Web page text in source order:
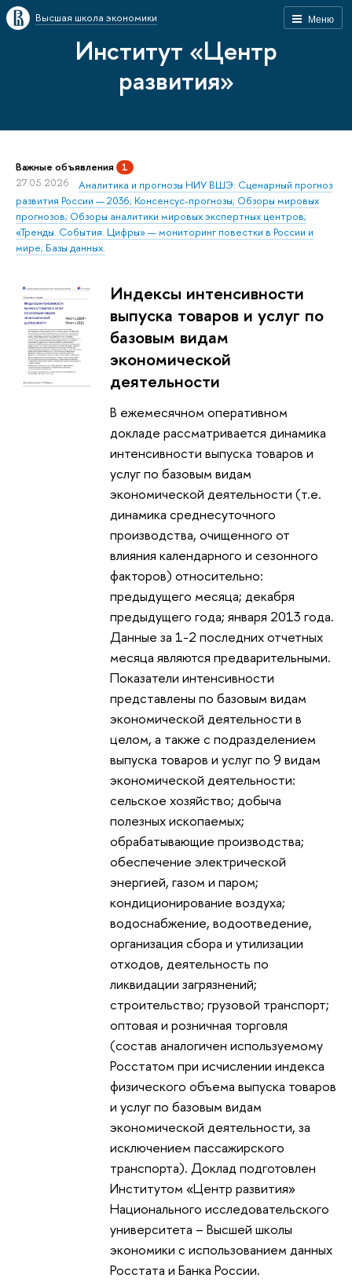
Меню
Высшая школа экономики
Институт «Центр
развития»
Важные объявления 1
27.05.2026
Аналитика и прогнозы НИУ ВШЭ: Сценарный прогноз
развития России — 2036; Консенсус-прогнозы; Обзоры мировых
прогнозов; Обзоры аналитики мировых экспертных центров;
«Тренды. События. Цифры» — мониторинг повестки в России и
мире; Базы данных.
Индексы интенсивности
выпуска товаров и услуг по
базовым видам
экономической
деятельности
В ежемесячном оперативном
докладе рассматривается динамика
интенсивности выпуска товаров и
услуг по базовым видам
экономической деятельности (т.е.
динамика среднесуточного
производства, очищенного от
влияния календарного и сезонного
факторов) относительно:
предыдущего месяца; декабря
предыдущего года; января 2013 года.
Данные за 1-2 последних отчетных
месяца являются предварительными.
Показатели интенсивности
представлены по базовым видам
экономической деятельности в
целом, а также с подразделением
выпуска товаров и услуг по 9 видам
экономической деятельности:
сельское хозяйство; добыча
полезных ископаемых;
обрабатывающие производства;
обеспечение электрической
энергией, газом и паром;
кондиционирование воздуха;
водоснабжение, водоотведение,
организация сбора и утилизации
отходов, деятельность по
ликвидации загрязнений;
строительство; грузовой транспорт;
оптовая и розничная торговля
(состав аналогичен используемому
Росстатом при исчислении индекса
физического объема выпуска товаров
и услуг по базовым видам
экономической деятельности, за
исключением пассажирского
транспорта). Доклад подготовлен
Институтом «Центр развития»
Национального исследовательского
университета – Высшей школы
экономики с использованием данных
Росстата и Банка России.